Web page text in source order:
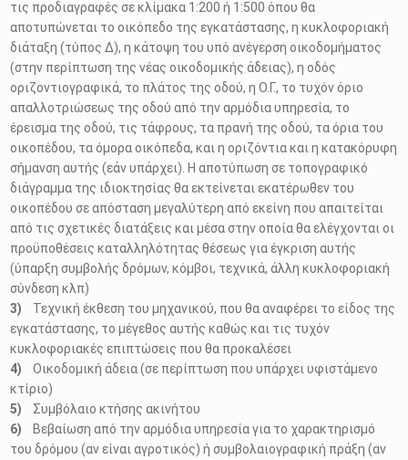
τις προδιαγραφές σε κλίμακα 1:200 ή 1:500 όπου θα
αποτυπώνεται το οικόπεδο της εγκατάστασης, η κυκλοφοριακή
διάταξη (τύπος Δ), η κάτοψη του υπό ανέγερση οικοδομήματος
(στην περίπτωση της νέας οικοδομικής άδειας), η οδός
οριζοντιογραφικά, το πλάτος της οδού, η Ο.Γ., το τυχόν όριο
απαλλοτριώσεως της οδού από την αρμόδια υπηρεσία, το
έρεισμα της οδού, τις τάφρους, τα πρανή της οδού, τα όρια του
οικοπέδου, τα όμορα οικόπεδα, και η οριζόντια και η κατακόρυφη
σήμανση αυτής (εάν υπάρχει). Η αποτύπωση σε τοπογραφικό
διάγραμμα της ιδιοκτησίας θα εκτείνεται εκατέρωθεν του
οικοπέδου σε απόσταση μεγαλύτερη από εκείνη που απαιτείται
από τις σχετικές διατάξεις και μέσα στην οποία θα ελέγχονται οι
προϋποθέσεις καταλληλότητας θέσεως για έγκριση αυτής
(ύπαρξη συμβολής δρόμων, κόμβοι, τεχνικά, άλλη κυκλοφοριακή
σύνδεση κλπ)
Τεχνική έκθεση του μηχανικού, που θα αναφέρει το είδος της
εγκατάστασης, το μέγεθος αυτής καθώς και τις τυχόν
κυκλοφοριακές επιπτώσεις που θα προκαλέσει
Οικοδομική άδεια (σε περίπτωση που υπάρχει υφιστάμενο
κτίριο)
Συμβόλαιο κτήσης ακινήτου
Βεβαίωση από την αρμόδια υπηρεσία για το χαρακτηρισμό
του δρόμου (αν είναι αγροτικός) ή συμβολαιογραφική πράξη (αν